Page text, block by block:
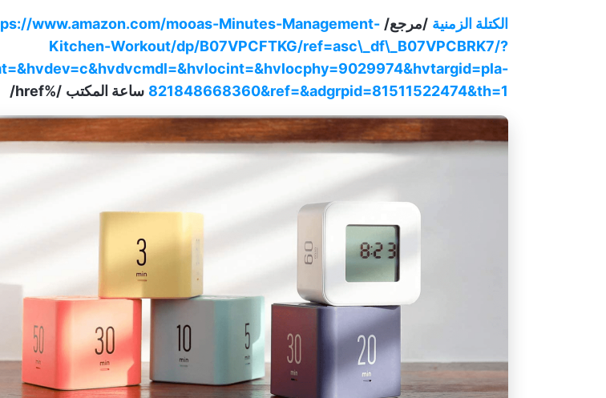
الكتلة الزمنية /مرجع/ www.amazon.com/mooas-Minutes-Management-
Kitchen-Workout/dp/B07VPCFTKG/ref=asc\_df\_B07VPCBRK7/?
821848668360&ref=&adgrpid=81511522474&th=1 ساعة المكتب /%href/